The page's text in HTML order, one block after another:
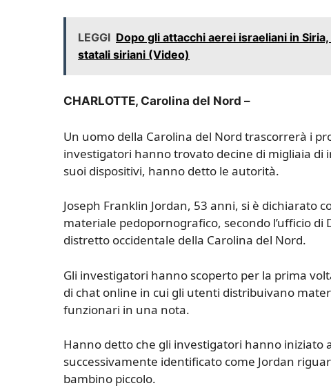
LEGGI Dopo gli attacchi aerei israeliani in
statali siriani (Video)
CHARLOTTE, Carolina del Nord –
Un uomo della Carolina del Nord trascorrerà i
investigatori hanno trovato decine di migliaia di
suoi dispositivi, hanno detto le autorità.
Joseph Franklin Jordan, 53 anni, si è dichiarato
materiale pedopornografico, secondo l’ufficio
distretto occidentale della Carolina del Nord.
Gli investigatori hanno scoperto per la prima
di chat online in cui gli utenti distribuivano
funzionari in una nota.
Hanno detto che gli investigatori hanno iniziato
successivamente identificato come Jordan
bambino piccolo.